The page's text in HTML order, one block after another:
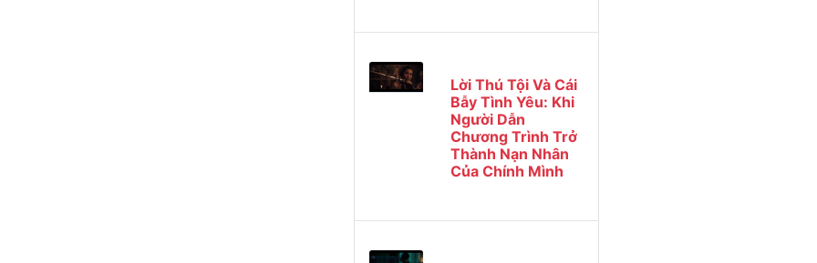
Lời Thú Tội Và Cái
Bẫy Tình Yêu: Khi
Người Dẫn
Chương Trình Trở
Thành Nạn Nhân
Của Chính Mình